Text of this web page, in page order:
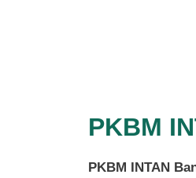
PKBM
PKBM INTAN